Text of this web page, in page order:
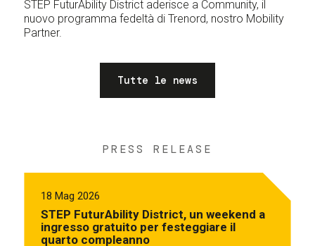
STEP FuturAbility District aderisce a Community, il
nuovo programma fedeltà di Trenord, nostro Mobility
Partner.
Tutte le news
PRESS RELEASE
18 Mag 2026
STEP FuturAbility District, un weekend a
ingresso gratuito per festeggiare il
quarto compleanno